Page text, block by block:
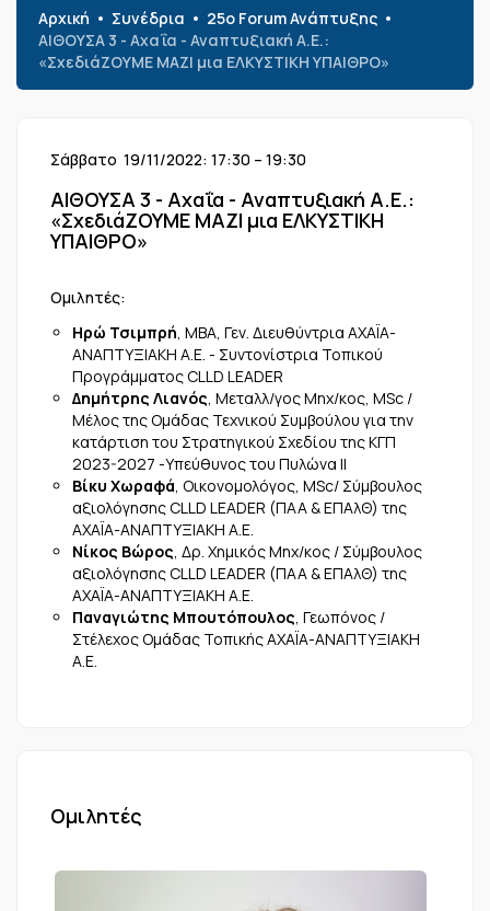
Αρχική Συνέδρια
25o Forum Ανάπτυξης
ΑΙΘΟΥΣΑ 3 - Αχαΐα - Αναπτυξιακή Α.Ε.:
«ΣχεδιάΖΟΥΜΕ ΜΑΖΙ μια ΕΛΚΥΣΤΙΚΗ ΥΠΑΙΘΡΟ»
Σάββατο 19/11/2022: 17:30 – 19:30
ΑΙΘΟΥΣΑ 3 - Αχαΐα - Αναπτυξιακή Α.Ε.:
«ΣχεδιάΖΟΥΜΕ ΜΑΖΙ μια ΕΛΚΥΣΤΙΚΗ
ΥΠΑΙΘΡΟ»
Ομιλητές:
Ηρώ Τσιμπρή, ΜΒΑ, Γεν. Διευθύντρια ΑΧΑΪΑ-
ΑΝΑΠΤΥΞΙΑΚΗ Α.Ε. - Συντονίστρια Τοπικού
Προγράμματος CLLD LEADER
Δημήτρης Λιανός, Μεταλλ/γος Μηχ/κος, MSc /
Mέλος της Ομάδας Τεχνικού Συμβούλου για την
κατάρτιση του Στρατηγικού Σχεδίου της ΚΓΠ
2023-2027 -Υπεύθυνος του Πυλώνα ΙΙ
Bίκυ Χωραφά, Οικονομολόγος, MSc/ Σύμβουλος
αξιολόγησης CLLD LEADER (ΠΑΑ & ΕΠΑλΘ) της
ΑΧΑΪΑ-ΑΝΑΠΤΥΞΙΑΚΗ Α.Ε.
Nίκος Βώρος, Δρ. Χημικός Μηχ/κος / Σύμβουλος
αξιολόγησης CLLD LEADER (ΠΑΑ & ΕΠΑλΘ) της
ΑΧΑΪΑ-ΑΝΑΠΤΥΞΙΑΚΗ Α.Ε.
Παναγιώτης Μπουτόπουλος, Γεωπόνος /
Στέλεχος Ομάδας Τοπικής ΑΧΑΪΑ-ΑΝΑΠΤΥΞΙΑΚΗ
Α.Ε.
Ομιλητές